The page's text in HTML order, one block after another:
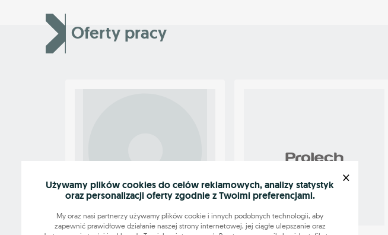
Oferty pracy
Pilnie zatrudnię ucznia/studenta
OGŁOSZENIE WYRÓŻNIONE
Używamy plików cookies do celów reklamowych, analizy statystyk
oraz personalizacji oferty zgodnie z Twoimi preferencjami.
My oraz nasi partnerzy używamy plików cookie i innych podobnych technologii, aby
zapewnić prawidłowe działanie naszej strony internetowej, jej ciągłe ulepszanie oraz
×